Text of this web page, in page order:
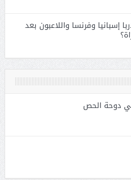
إسبانيا وفرنسا واللاعبون بعد
دوحة الحص